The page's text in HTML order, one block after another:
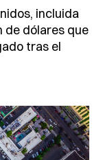
incluida
de dólares que
tras el